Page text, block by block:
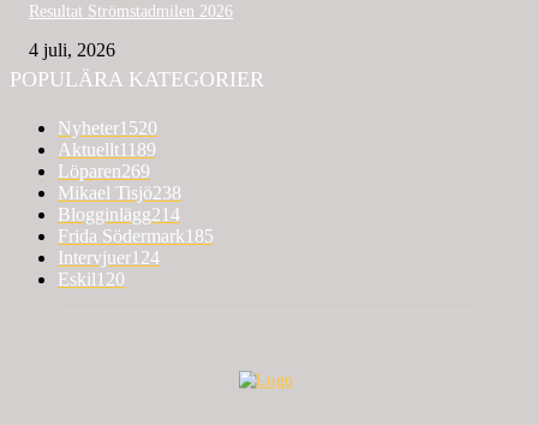
Resultat Strömstadmilen 2026
4 juli, 2026
POPULÄRA KATEGORIER
Nyheter1520
Aktuellt1189
Löparen269
Mikael Tisjö238
Blogginlägg214
Frida Södermark185
Intervjuer124
Eskil120